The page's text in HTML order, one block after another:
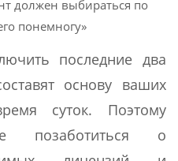
должен выбираться по
понемногу»
последние два
основу ваших
суток. Поэтому
позаботиться о